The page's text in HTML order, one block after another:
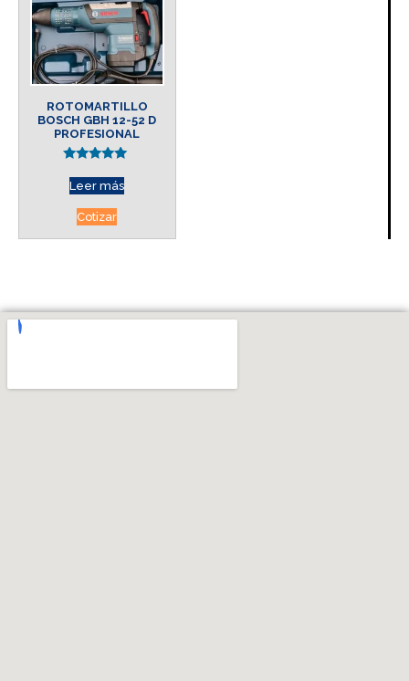
ROTOMARTILLO
BOSCH GBH 12-52 D
PROFESIONAL
5.00
de 5
Leer más
Cotizar